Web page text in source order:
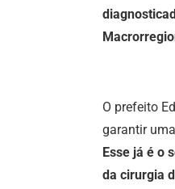
O prefeito
garantir
Esse já é o
da cirurgia